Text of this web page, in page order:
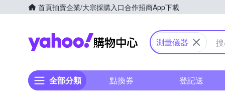
首頁拍賣企業/大宗採購入口合作招商App下載
Yahoo購物中心
測量儀器
全部分類 點換券 登記送